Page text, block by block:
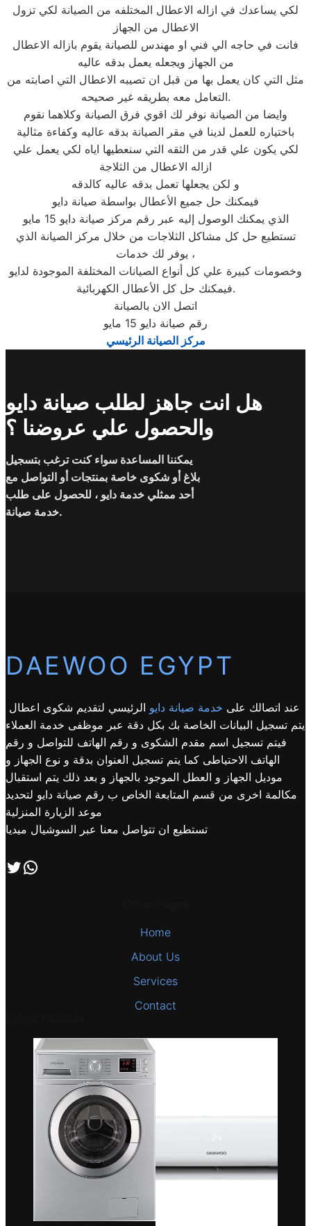
لكي يساعدك في ازاله الاعطال المختلفه من الصيانة لكي تزول
الاعطال من الجهاز
فانت في حاجه الي فني او مهندس للصيانة يقوم بازاله الاعطال
من الجهاز ويجعله يعمل بدقه عاليه
مثل التي كان يعمل بها من قبل ان تصيبه الاعطال التي اصابته من
التعامل معه بطريقه غير صحيحه.
وايضا من الصيانة نوفر لك اقوي فرق الصيانة وكلاهما نقوم
باختياره للعمل لدينا في مقر الصيانة بدقه عاليه وكفاءة مثالية
لكي يكون علي قدر من الثقه التي سنعطيها اياه لكي يعمل علي
ازاله الاعطال من الثلاجة
و لكن يجعلها تعمل بدقه عاليه كالدقه
فيمكنك حل جميع الأعطال بواسطة صيانة دايو
الذي يمكنك الوصول إليه عبر رقم مركز صيانة دايو 15 مايو
تستطيع حل كل مشاكل الثلاجات من خلال مركز الصيانة الذي
يوفر لك خدمات ،
وخصومات كبيرة علي كل أنواع الصيانات المختلفة الموجودة لدايو
فيمكنك حل كل الأعطال الكهربائية.
اتصل الان بالصيانة
رقم صيانة دايو 15 مايو
مركز الصيانة الرئيسي
هل انت جاهز لطلب صيانة دايو
والحصول علي عروضنا ؟
يمكننا المساعدة سواء كنت ترغب بتسجيل
بلاغ أو شكوى خاصة بمنتجات أو التواصل مع
أحد ممثلي خدمة دايو ، للحصول على طلب
خدمة صيانة.
DAEWOO EGYPT
عند اتصالك على خدمة صيانة دايو الرئيسي لتقديم شكوى اعطال
يتم تسجيل البيانات الخاصة بك بكل دقة عبر موظفى خدمة العملاء
فيتم تسجيل اسم مقدم الشكوى و رقم الهاتف للتواصل و رقم
الهاتف الاحتياطى كما يتم تسجيل العنوان بدقة و نوع الجهاز و
موديل الجهاز و العطل الموجود بالجهاز و بعد ذلك يتم استقبال
مكالمة اخرى من قسم المتابعة الخاص ب رقم صيانة دايو لتحديد
موعد الزيارة المنزلية
تستطيع ان تتواصل معنا عبر السوشيال ميديا
تابعنا علي صفحة التويتر اتصل بنا علي طريق الوتساب
Home
About Us
Services
Contact